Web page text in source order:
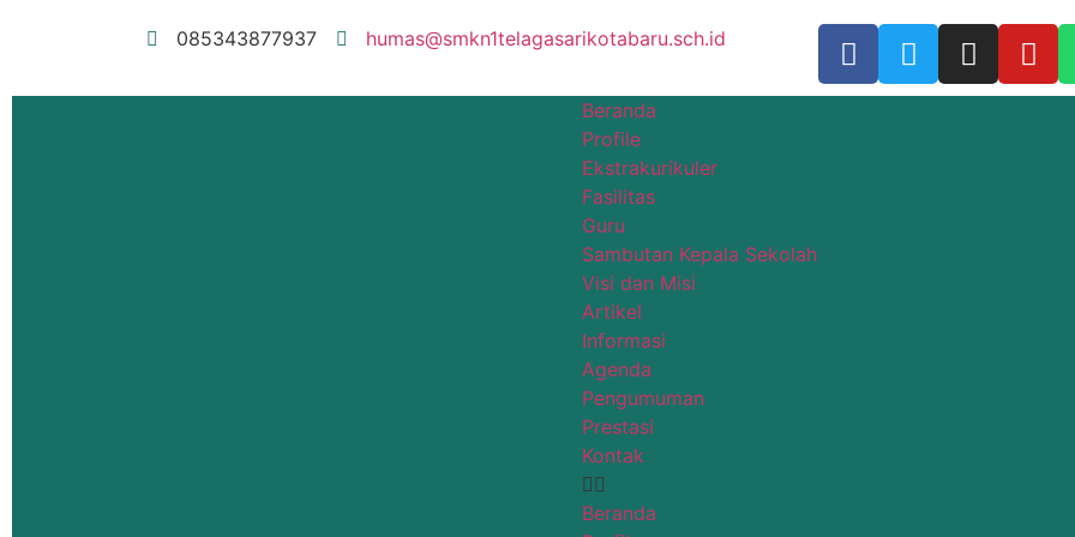
085343877937 humas@smkn1telagasarikotabaru.sch.id
Beranda
Profile
Ekstrakurikuler
Fasilitas
Guru
Sambutan Kepala Sekolah
Visi dan Misi
Artikel
Informasi
Agenda
Pengumuman
Prestasi
Kontak
Beranda